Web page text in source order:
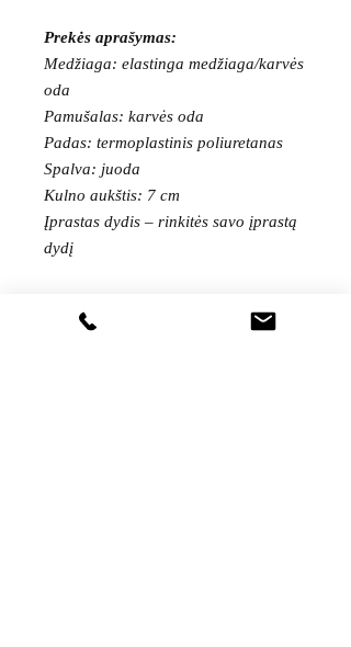
Prekės aprašymas:
Medžiaga: elastinga medžiaga/karvės
oda
Pamušalas: karvės oda
Padas: termoplastinis poliuretanas
Spalva: juoda
Kulno aukštis: 7 cm
Įprastas dydis – rinkitės savo įprastą
dydį